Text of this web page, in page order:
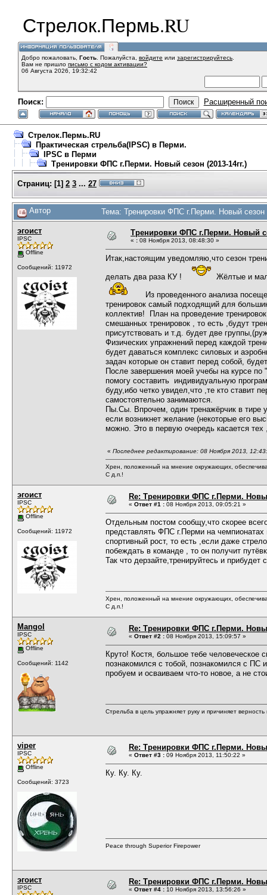
Стрелок.Пермь.RU
Добро пожаловать, Гость . Пожалуйста, войдите или зарегистрируйтесь
Вам не пришло письмо с кодом активации?
06 Августа 2026, 19:32:42
Поиск: Расширенный
Стрелок.Пермь.RU
Практическая стрельба(IPSC) в Перми.
IPSC в Перми
Тренировки ФПС г.Перми. Новый сезон (2013-14гг.)
Страниц: [1] 2 3 ... 27
Автор Тема: Тренировки ФПС г.Перми. Новый сезон
эгоист
IPSC
Offline
Сообщений: 11972
Тренировки ФПС г.Перми. Новый
« : 08 Ноября 2013, 08:48:30 »
Итак,настоящим уведомляю,что сезон
делать два раза КУ !
Жёлтые и
Из проведенного анализа
тренировок самый подходящий для
коллектив! План на проведение
смешанных тренировок , то есть ,будут
присутствовать и т.д. будет две
Физических упражнений перед каждой
будет даваться комплекс силовых и
задач которые он ставит перед собой,
После завершения моей учебы на курсе по
помогу составить индивидуальную
буду,ибо четко увидел,что ,те кто ставит
самостоятельно занимаются.
Пы.Сы. Впрочем, один тренажёрчик в тире
если возникнет желание (некоторые его
можно. Это в первую очередь касается
« Последнее редактирование: 08 Ноября 2013,
Хрен, положенный на мнение окружающих,
С д.п.!
эгоист
IPSC
Offline
Сообщений: 11972
Re: Тренировки ФПС г.Перми.
« Ответ #1 : 08 Ноября 2013, 09:05:21 »
Отдельным постом сообщу,что скорее
представлять ФПС г.Перми на
спортивный рост, то есть ,если даже
побеждать в команде , то он получит
Так что дерзайте,тренируйтесь и прибудет
Хрен, положенный на мнение окружающих,
С д.п.!
Mangol
IPSC
Offline
Сообщений: 1142
Re: Тренировки ФПС г.Перми.
« Ответ #2 : 08 Ноября 2013, 15:09:57 »
Круто! Костя, большое тебе человеческое
познакомился с тобой, познакомился с ПС
пробуем и осваиваем что-то новое, а не
Стрельба в цель упражняет руку и причиняет верность
viper
IPSC
Offline
Сообщений: 3723
Re: Тренировки ФПС г.Перми.
« Ответ #3 : 09 Ноября 2013, 11:50:22 »
Ку. Ку. Ку.
Peace through Superior Firepower
эгоист
IPSC
Re: Тренировки ФПС г.Перми.
« Ответ #4 : 10 Ноября 2013, 13:56:26 »